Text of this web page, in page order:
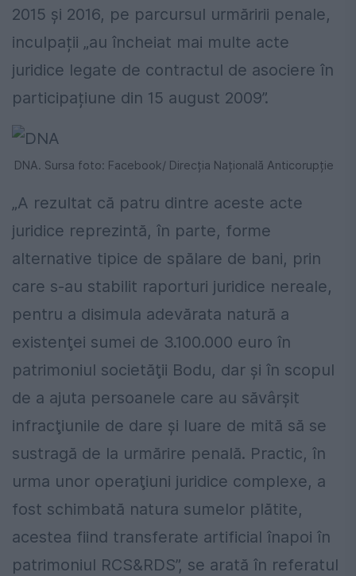
2015 și 2016, pe parcursul urmăririi penale,
inculpații „au încheiat mai multe acte
juridice legate de contractul de asociere în
participațiune din 15 august 2009”.
DNA. Sursa foto: Facebook/ Direcția Națională Anticorupție
„A rezultat că patru dintre aceste acte
juridice reprezintă, în parte, forme
alternative tipice de spălare de bani, prin
care s-au stabilit raporturi juridice nereale,
pentru a disimula adevărata natură a
existenţei sumei de 3.100.000 euro în
patrimoniul societăţii Bodu, dar şi în scopul
de a ajuta persoanele care au săvârşit
infracţiunile de dare şi luare de mită să se
sustragă de la urmărire penală. Practic, în
urma unor operaţiuni juridice complexe, a
fost schimbată natura sumelor plătite,
acestea fiind transferate artificial înapoi în
patrimoniul RCS&RDS”, se arată în referatul